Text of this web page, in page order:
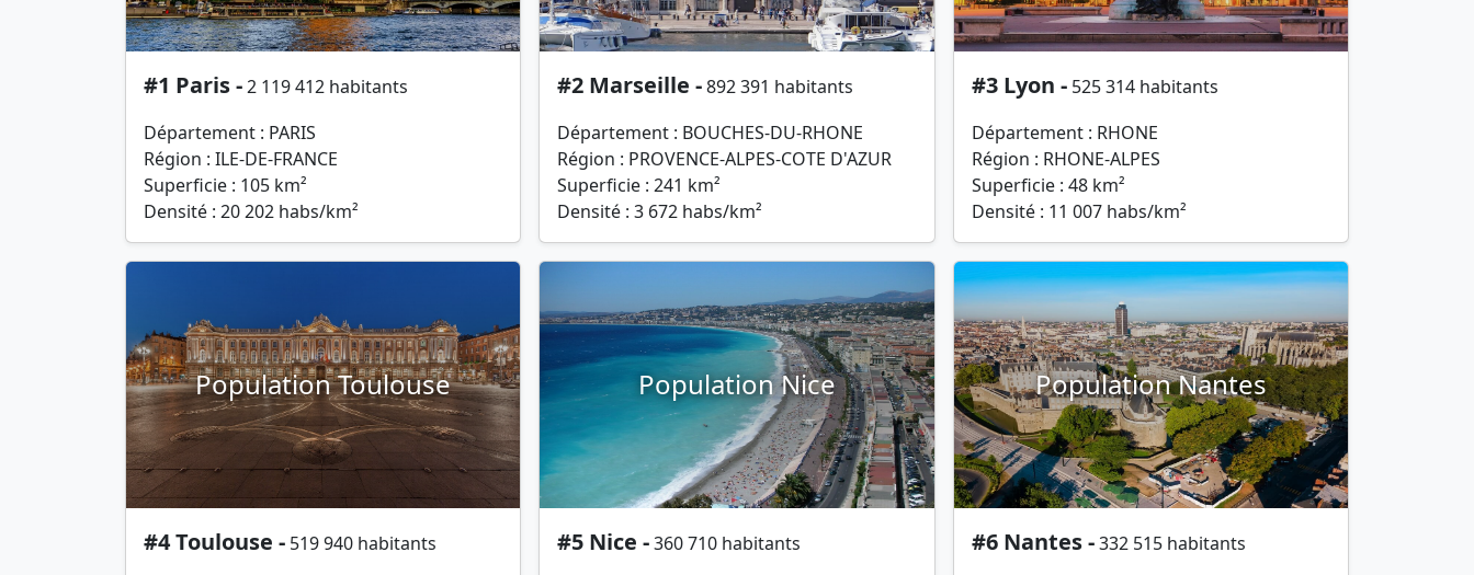
#1 Paris -2 119 412 habitants
Département : PARIS
Région : ILE-DE-FRANCE
Superficie : 105 km²
Densité : 20 202 habs/km²
#2 Marseille -892 391 habitants
Département : BOUCHES-DU-RHONE
Région : PROVENCE-ALPES-COTE D'AZUR
Superficie : 241 km²
Densité : 3 672 habs/km²
#3 Lyon - 525 314 habitants
Département : RHONE
Région : RHONE-ALPES
Superficie : 48 km²
Densité : 11 007 habs/km²
Population Toulouse
#4 Toulouse - 519 940 habitants
Population Nice
#5 Nice -360 710 habitants
Population Nantes
#6 Nantes -332 515 habitants